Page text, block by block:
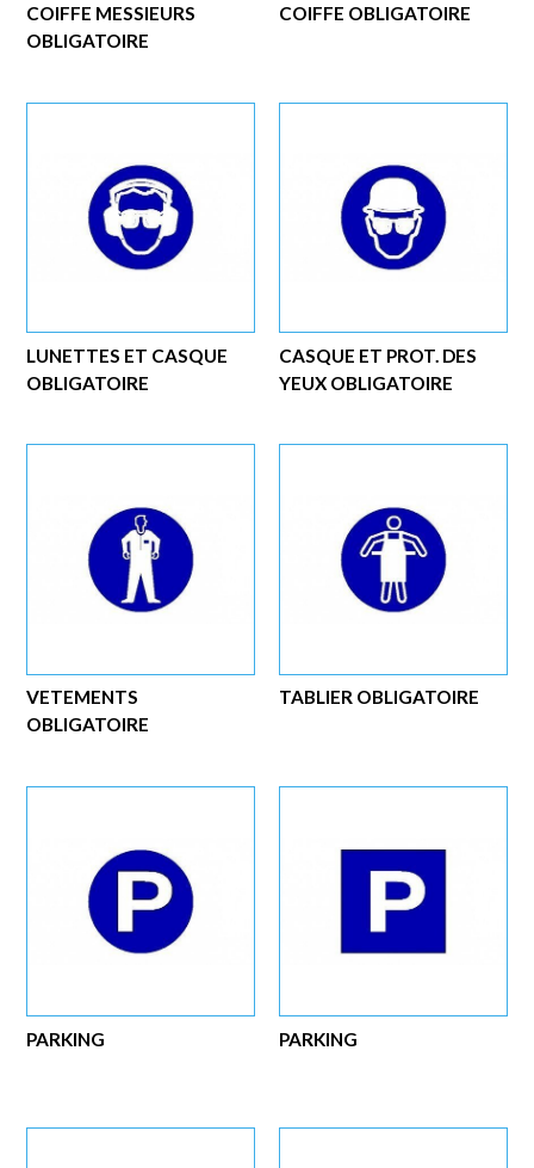
COIFFE OBLIGATOIRE
COIFFE MESSIEURS
OBLIGATOIRE
CASQUE ET PROT. DES
YEUX OBLIGATOIRE
LUNETTES ET CASQUE
OBLIGATOIRE
TABLIER OBLIGATOIRE
VETEMENTS
OBLIGATOIRE
PARKING
PARKING